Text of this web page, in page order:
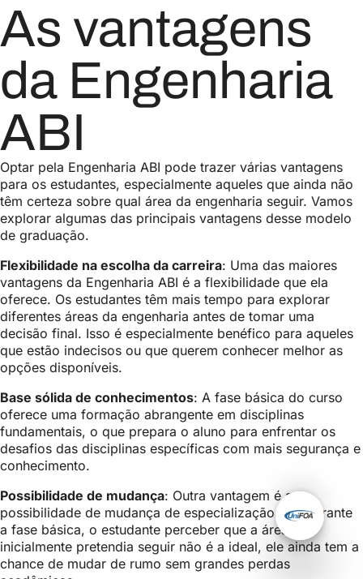
As vantagens
da Engenharia
ABI
Optar pela Engenharia ABI pode trazer várias vantagens
para os estudantes, especialmente aqueles que ainda não
têm certeza sobre qual área da engenharia seguir. Vamos
explorar algumas das principais vantagens desse modelo
de graduação.
Flexibilidade na escolha da carreira: Uma das maiores
vantagens da Engenharia ABI é a flexibilidade que ela
oferece. Os estudantes têm mais tempo para explorar
diferentes áreas da engenharia antes de tomar uma
decisão final. Isso é especialmente benéfico para aqueles
que estão indecisos ou que querem conhecer melhor as
opções disponíveis.
Base sólida de conhecimentos: A fase básica do curso
oferece uma formação abrangente em disciplinas
fundamentais, o que prepara o aluno para enfrentar os
desafios das disciplinas específicas com mais segurança e
conhecimento.
Possibilidade de mudança: Outra vantagem é a
possibilidade de mudança de especialização. Se, durante
a fase básica, o estudante perceber que a área que
inicialmente pretendia seguir não é a ideal, ele ainda tem a
chance de mudar de rumo sem grandes perdas